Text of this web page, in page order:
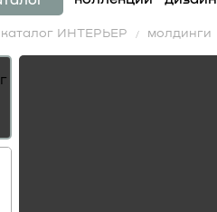
каталог ИНТЕРЬЕР молдинги